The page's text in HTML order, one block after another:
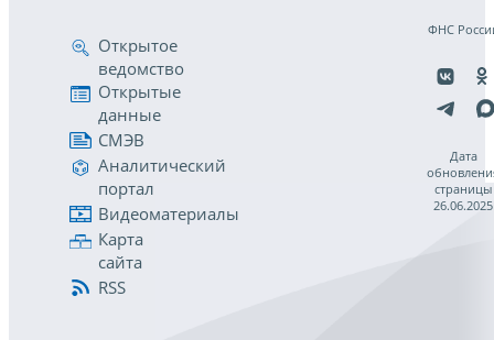
Открытое
ведомство
Открытые
данные
СМЭВ
Аналитический
портал
Видеоматериалы
Карта
сайта
RSS
ФНС
Дата
страницы
26.06.2025